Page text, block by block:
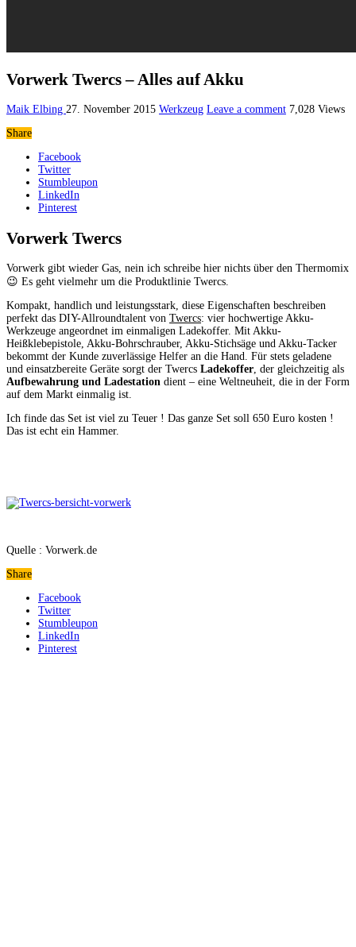
Vorwerk Twercs – Alles auf Akku
Maik Elbing 27. November 2015 Werkzeug Leave a comment 7,028 Views
Share
Facebook
Twitter
Stumbleupon
LinkedIn
Pinterest
Vorwerk Twercs
Vorwerk gibt wieder Gas, nein ich schreibe hier nichts über den Thermomix
😉 Es geht vielmehr um die Produktlinie Twercs.
Kompakt, handlich und leistungsstark, diese Eigenschaften beschreiben
perfekt das DIY-Allroundtalent von Twercs: vier hochwertige Akku-
Werkzeuge angeordnet im einmaligen Ladekoffer. Mit Akku-
Heißklebepistole, Akku-Bohrschrauber, Akku-Stichsäge und Akku-Tacker
bekommt der Kunde zuverlässige Helfer an die Hand. Für stets geladene
und einsatzbereite Geräte sorgt der Twercs Ladekoffer, der gleichzeitig als
Aufbewahrung und Ladestation dient – eine Weltneuheit, die in der Form
auf dem Markt einmalig ist.
Ich finde das Set ist viel zu Teuer ! Das ganze Set soll 650 Euro kosten !
Das ist echt ein Hammer.
Quelle : Vorwerk.de
Share
Facebook
Twitter
Stumbleupon
LinkedIn
Pinterest